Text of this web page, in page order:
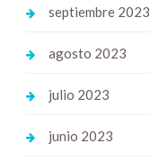
septiembre 2023
agosto 2023
julio 2023
junio 2023